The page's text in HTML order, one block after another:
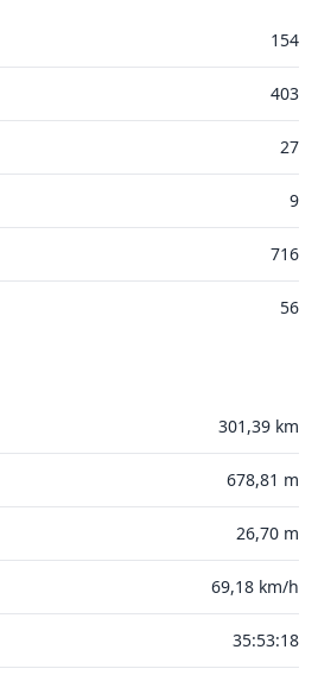
154
403
27
9
716
56
301,39 km
678,81 m
26,70 m
69,18 km/h
35:53:18